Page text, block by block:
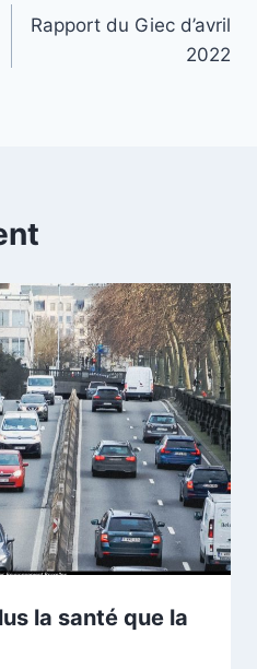
Rapport du Giec d’avril
2022
la santé que la